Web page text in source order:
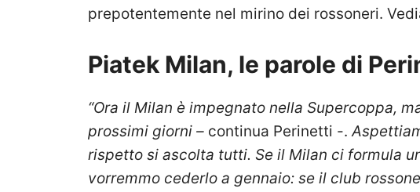
prepotentemente nel mirino dei rossoneri.
Piatek Milan, le parole di
“Ora il Milan è impegnato nella Supercoppa,
prossimi giorni – continua Perinetti -.
rispetto si ascolta tutti. Se il Milan ci formula
vorremmo cederlo a gennaio: se il club